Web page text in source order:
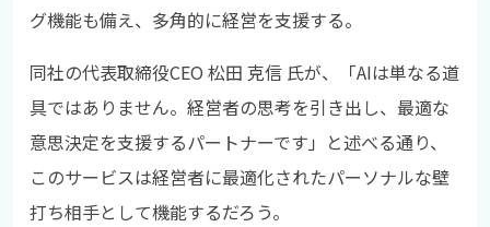
グ機能も備え、多角的に経営を支援する。
同社の代表取締役CEO 松田 克信 氏が、「AIは単なる道
具ではありません。経営者の思考を引き出し、最適な
意思決定を支援するパートナーです」と述べる通り、
このサービスは経営者に最適化されたパーソナルな壁
打ち相手として機能するだろう。